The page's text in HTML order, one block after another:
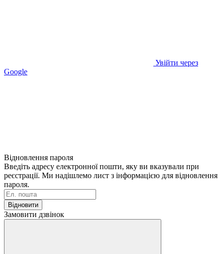
Увійти через
Google
Відновлення пароля
Введіть адресу електронної пошти, яку ви вказували при
реєстрації. Ми надішлемо лист з інформацією для відновлення
пароля.
Відновити
Замовити дзвінок